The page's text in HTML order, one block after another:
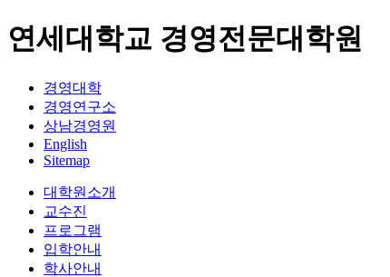
연세대학교 경영전문대학원
경영대학
경영연구소
상남경영원
English
Sitemap
대학원소개
교수진
프로그램
입학안내
학사안내